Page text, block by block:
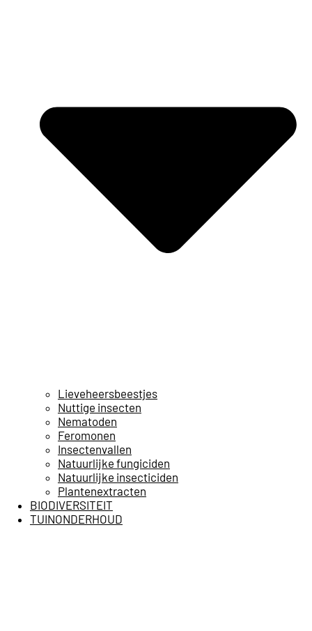
Lieveheersbeestjes
Nuttige insecten
Nematoden
Feromonen
Insectenvallen
Natuurlijke fungiciden
Natuurlijke insecticiden
Plantenextracten
BIODIVERSITEIT
TUINONDERHOUD